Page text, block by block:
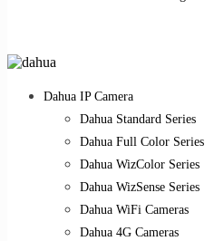
Dahua IP Camera
Dahua Standard Series
Dahua Full Color Series
Dahua WizColor Series
Dahua WizSense Series
Dahua WiFi Cameras
Dahua 4G Cameras